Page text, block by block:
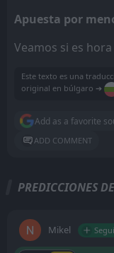
Apuesta por
Veamos si es
Este texto es una
original en búlgaro ➔
Add as a favorite
ADD COMMENT
PREDICCIONES
Mikel